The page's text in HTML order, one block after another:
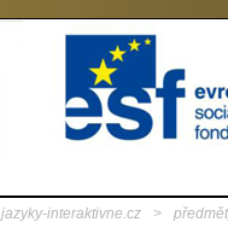
jazyky-interaktivne.cz >